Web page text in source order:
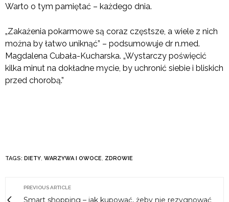
Warto o tym pamiętać – każdego dnia.
„Zakażenia pokarmowe są coraz częstsze, a wiele z nich
można by łatwo uniknąć” – podsumowuje dr n.med.
Magdalena Cubała-Kucharska. „Wystarczy poświęcić
kilka minut na dokładne mycie, by uchronić siebie i bliskich
przed chorobą.”
TAGS: DIETY, WARZYWA I OWOCE, ZDROWIE
PREVIOUS ARTICLE
Smart shopping – jak kupować, żeby nie rezygnować